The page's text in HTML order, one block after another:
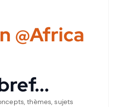
@Africa
thèmes, sujets